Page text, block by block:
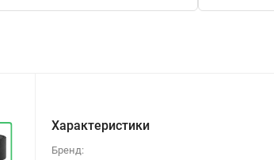
Характеристики
Бренд: